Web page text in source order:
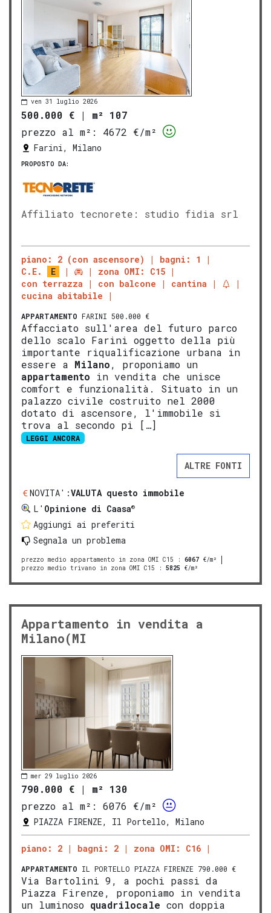
ven 31 luglio 2026
500.000 € | m² 107
prezzo al m²:
4672 €/m²
Farini, Milano
PROPOSTO DA:
Affiliato tecnorete: studio fidia srl
piano: 2 (con ascensore)
bagni: 1
C.E.
E
zona OMI: C15
con terrazza
con balcone
cantina
cucina abitabile
APPARTAMENTO FARINI 500.000 €
Affacciato sull'area del futuro parco
dello scalo Farini oggetto della più
importante riqualificazione urbana in
essere a Milano, proponiamo un
appartamento in vendita che unisce
comfort e funzionalità. Situato in un
palazzo civile costruito nel 2000
dotato di ascensore, l'immobile si
trova al secondo pi […]
LEGGI ANCORA
ALTRE FONTI
NOVITA':VALUTA questo immobile
L' Opinione di Caasa®
Aggiungi ai preferiti
Segnala un problema
prezzo medio appartamento in zona OMI C15 : 6067 €/m²
prezzo medio trivano in zona OMI C15 : 5825 €/m²
Appartamento in vendita a
Milano(MI
mer 29 luglio 2026
790.000 € | m² 130
prezzo al m²:
6076 €/m²
PIAZZA FIRENZE, Il Portello, Milano
piano: 2 bagni: 2 zona OMI: C16
APPARTAMENTO IL PORTELLO PIAZZA FIRENZE 790.000 €
Via Bartolini 9, a pochi passi da
Piazza Firenze, proponiamo in vendita
un luminoso quadrilocale con doppia